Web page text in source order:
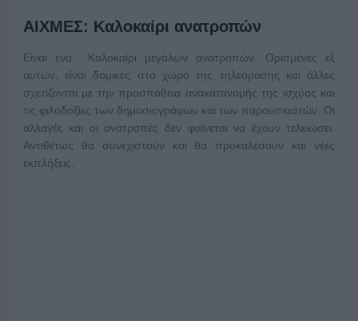
ΑΙΧΜΕΣ: Καλοκαίρι ανατροπών
Είναι ένα Καλοκαίρι μεγάλων ανατροπών. Ορισμένες εξ
αυτών, είναι δομικές στο χώρο της τηλεόρασης και άλλες
σχετίζονται με την προσπάθεια ανακατανομής της ισχύος και
τις φιλοδοξίες των δημοσιογράφων και των παρουσιαστών. Οι
αλλαγές και οι ανατροπές δεν φαίνεται να έχουν τελειώσει.
Αντιθέτως θα συνεχιστούν και θα προκαλέσουν και νέες
εκπλήξεις.